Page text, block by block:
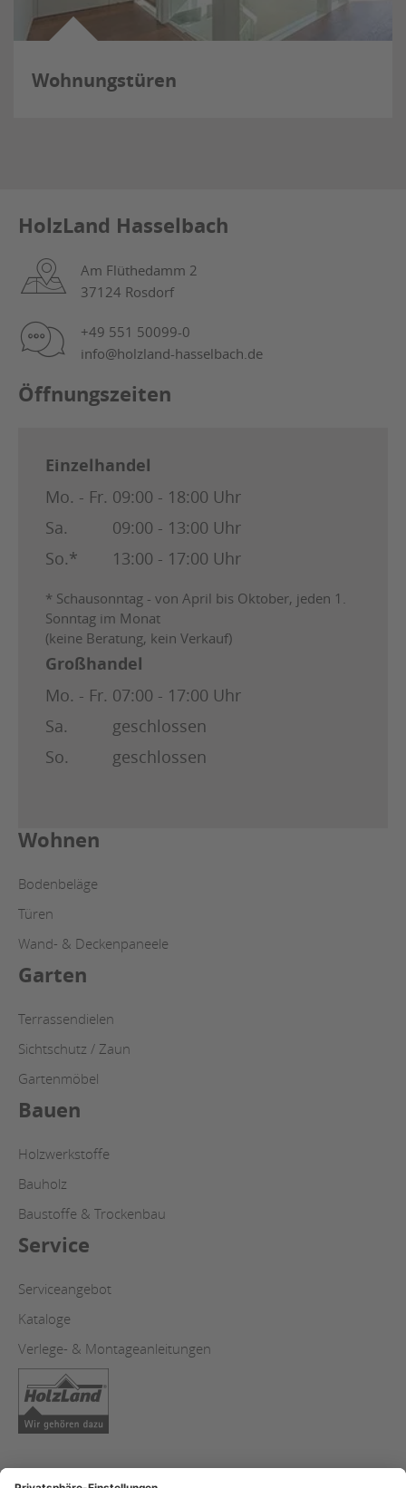
Wohnungstüren
HolzLand Hasselbach
Am Flüthedamm 2
37124 Rosdorf
+49 551 50099-0
info@holzland-hasselbach.de
Öffnungszeiten
Einzelhandel
Mo. - Fr. 09:00 - 18:00 Uhr
Sa.
09:00 - 13:00 Uhr
So.*
13:00 - 17:00 Uhr
* Schausonntag - von April bis Oktober, jeden 1.
Sonntag im Monat
(keine Beratung, kein Verkauf)
Großhandel
Mo. - Fr. 07:00 - 17:00 Uhr
Sa.
geschlossen
So.
geschlossen
Wohnen
Bodenbeläge
Türen
Wand- & Deckenpaneele
Garten
Terrassendielen
Sichtschutz / Zaun
Gartenmöbel
Bauen
Holzwerkstoffe
Bauholz
Baustoffe & Trockenbau
Service
Serviceangebot
Kataloge
Verlege- & Montageanleitungen